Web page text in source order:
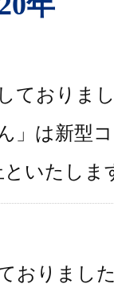
ておりま
」は新型
といたしま
おりまし